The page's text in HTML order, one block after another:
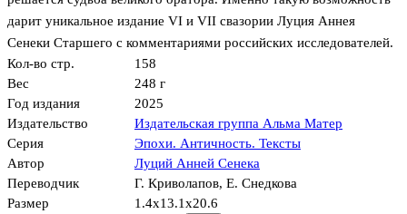
дарит уникальное издание VI и VII свазории Луция Аннея
Сенеки Старшего с комментариями российских исследователей.
Кол-во стр.
158
Вес
248 г
Год издания
2025
Издательство
Издательская группа Альма Матер
Серия
Эпохи. Античность. Тексты
Автор
Луций Анней Сенека
Переводчик
Г. Криволапов, Е. Снедкова
Размер
1.4x13.1x20.6